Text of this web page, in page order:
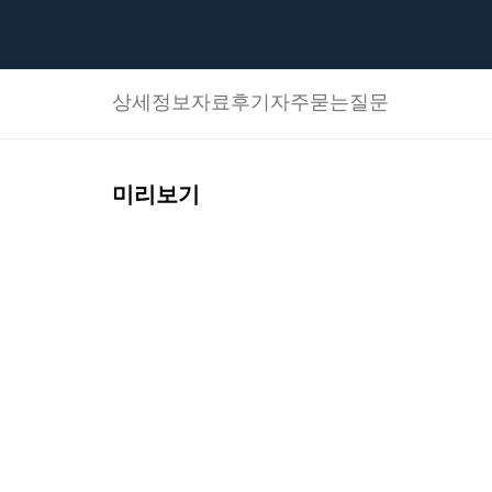
상세정보자료후기 자주묻는질문
미리보기